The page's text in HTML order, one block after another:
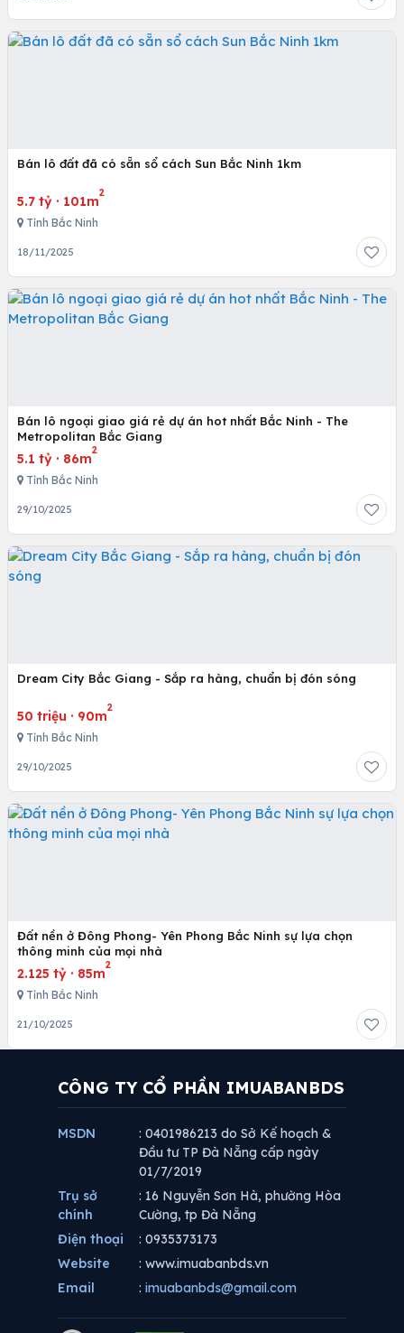
Bán lô đất đã có sẵn sổ cách Sun Bắc Ninh 1km
5.7 tỷ · 101m
2
Tỉnh Bắc Ninh
18/11/2025
Bán lô ngoại giao giá rẻ dự án hot nhất Bắc Ninh - The
Metropolitan Bắc Giang
5.1 tỷ · 86m
2
Tỉnh Bắc Ninh
29/10/2025
Dream City Bắc Giang - Sắp ra hàng, chuẩn bị đón sóng
50 triệu · 90m
2
Tỉnh Bắc Ninh
29/10/2025
Đất nền ở Đông Phong- Yên Phong Bắc Ninh sự lựa chọn
thông minh của mọi nhà
2.125 tỷ · 85m
2
Tỉnh Bắc Ninh
21/10/2025
CÔNG TY CỔ PHẦN IMUABANBDS
MSDN
: 0401986213 do Sở Kế hoạch &
Đầu tư TP Đà Nẵng cấp ngày
01/7/2019
Trụ sở
chính
: 16 Nguyễn Sơn Hà, phường Hòa
Cường, tp Đà Nẵng
Điện thoại
: 0935373173
Website
: www.imuabanbds.vn
Email
: imuabanbds@gmail.com